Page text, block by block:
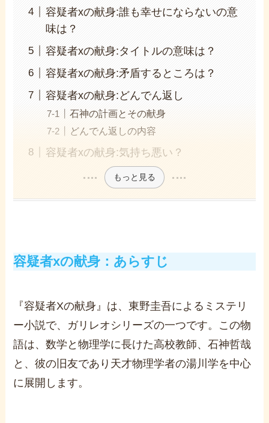
容疑者xの献身:誰も幸せにならないの意
味は？
容疑者xの献身:タイトルの意味は？
容疑者xの献身:矛盾するところは？
容疑者xの献身:どんでん返し
石神の計画とその献身
どんでん返しの内容
容疑者xの献身:気持ち悪い？
もっと見る
容疑者xの献身：あらすじ
『容疑者Xの献身』は、東野圭吾によるミステリ
ー小説で、ガリレオシリーズの一つです。この物
語は、数学と物理学に長けた高校教師、石神哲哉
と、彼の旧友であり天才物理学者の湯川学を中心
に展開します。